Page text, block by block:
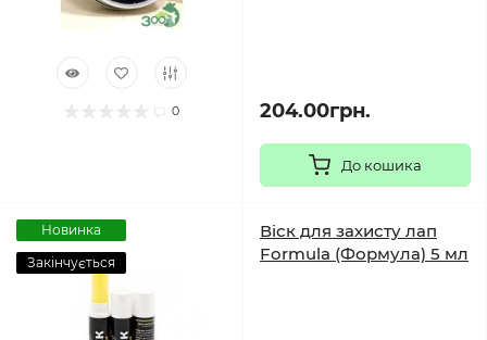
0 204.00грн.
До кошика
Новинка
Закінчується
Віск для захисту лап
Formula (Формула) 5 мл